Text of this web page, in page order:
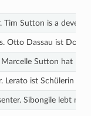
Sutton is a
Otto Dassau ist
Sutton hat
Lerato ist Schülerin
Sibongile lebt